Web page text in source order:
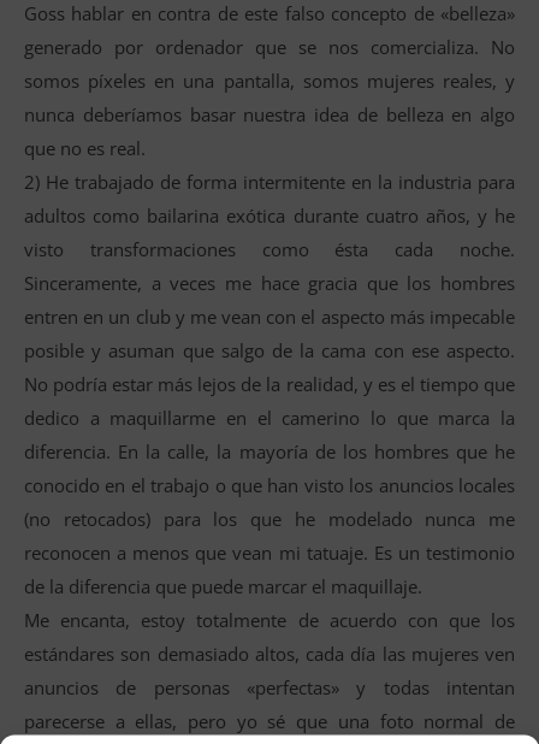
Goss hablar en contra de este falso concepto de «belleza»
generado por ordenador que se nos comercializa. No
somos píxeles en una pantalla, somos mujeres reales, y
nunca deberíamos basar nuestra idea de belleza en algo
que no es real.
2) He trabajado de forma intermitente en la industria para
adultos como bailarina exótica durante cuatro años, y he
visto transformaciones como ésta cada noche.
Sinceramente, a veces me hace gracia que los hombres
entren en un club y me vean con el aspecto más impecable
posible y asuman que salgo de la cama con ese aspecto.
No podría estar más lejos de la realidad, y es el tiempo que
dedico a maquillarme en el camerino lo que marca la
diferencia. En la calle, la mayoría de los hombres que he
conocido en el trabajo o que han visto los anuncios locales
(no retocados) para los que he modelado nunca me
reconocen a menos que vean mi tatuaje. Es un testimonio
de la diferencia que puede marcar el maquillaje.
Me encanta, estoy totalmente de acuerdo con que los
estándares son demasiado altos, cada día las mujeres ven
anuncios de personas «perfectas» y todas intentan
parecerse a ellas, pero yo sé que una foto normal de